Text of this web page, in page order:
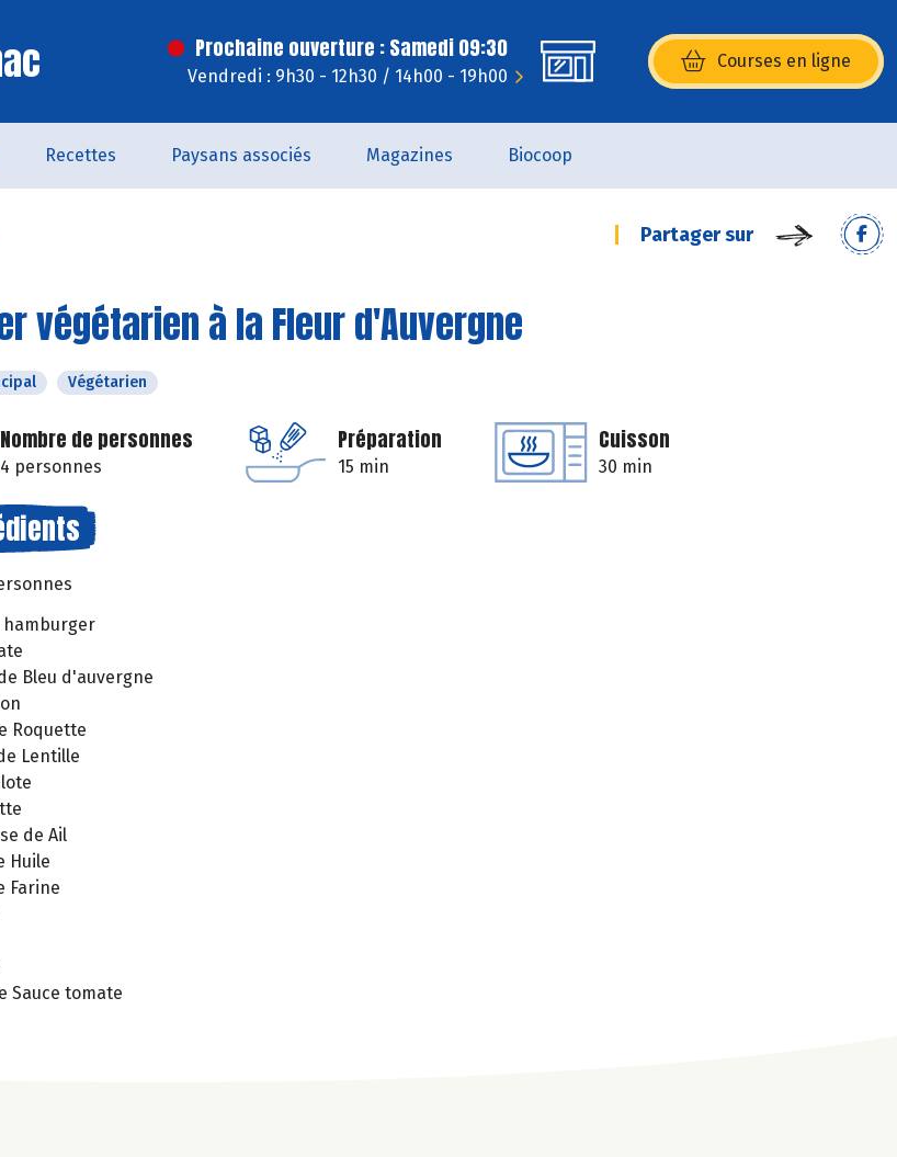
Prochaine ouverture : Samedi 09:30
Vendredi : 9h30 - 12h30 / 14h00 - 19h00
Courses en ligne
(s’ouvre dans une nouvelle
Recettes Paysans associés Magazines Biocoop
Partager sur
végétarien à la Fleur d'Auvergne
Végétarien
Nombre de personnes
4 personnes
Préparation
15 min
Cuisson
30 min
hamburger
Bleu d'auvergne
Roquette
Lentille
de Ail
Huile
Farine
Sauce tomate